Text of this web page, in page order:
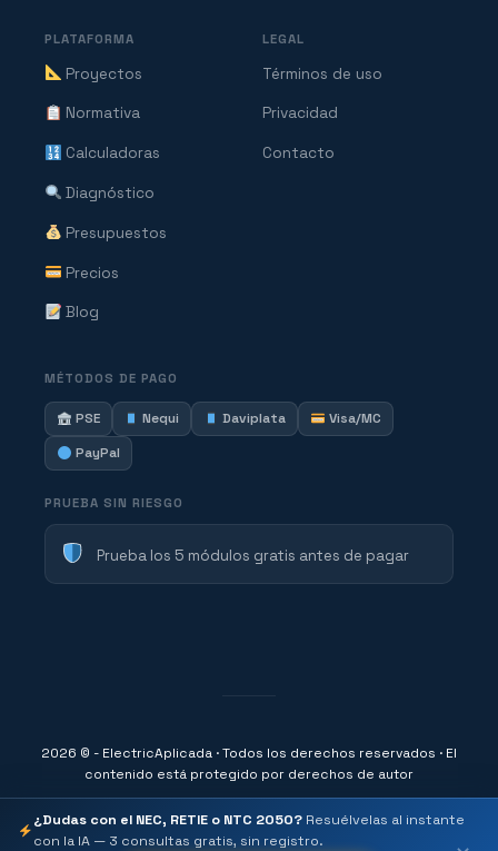
PLATAFORMA
Proyectos
Normativa
Calculadoras
Diagnóstico
Presupuestos
Precios
Blog
LEGAL
Términos de uso
Privacidad
Contacto
MÉTODOS DE PAGO
PSE Nequi Daviplata
Visa/MC
PayPal
PRUEBA SIN RIESGO
Prueba los 5 módulos gratis antes de pagar
2026 © - ElectricAplicada · Todos los derechos reservados · El
contenido está protegido por derechos de autor
¿Dudas con el NEC, RETIE o NTC 2050? Resuélvelas al instante
con la IA — 3 consultas gratis, sin registro.